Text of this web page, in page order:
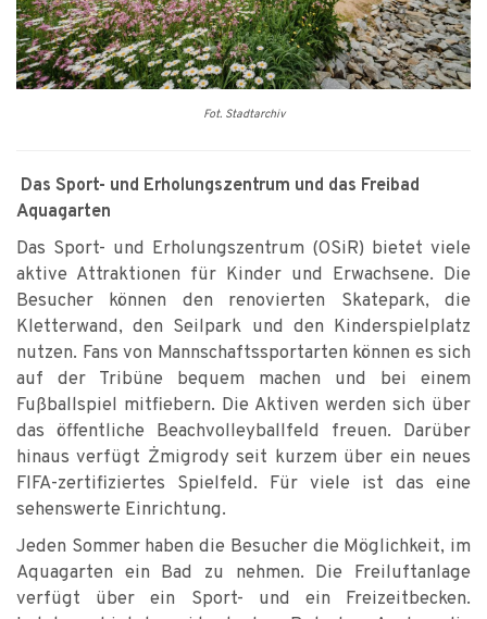
Fot. Stadtarchiv
Das Sport- und Erholungszentrum und das Freibad
Aquagarten
Das Sport- und Erholungszentrum (OSiR) bietet viele
aktive Attraktionen für Kinder und Erwachsene. Die
Besucher können den renovierten Skatepark, die
Kletterwand, den Seilpark und den Kinderspielplatz
nutzen. Fans von Mannschaftssportarten können es sich
auf der Tribüne bequem machen und bei einem
Fußballspiel mitfiebern. Die Aktiven werden sich über
das öffentliche Beachvolleyballfeld freuen. Darüber
hinaus verfügt Żmigrody seit kurzem über ein neues
FIFA-zertifiziertes Spielfeld. Für viele ist das eine
sehenswerte Einrichtung.
Jeden Sommer haben die Besucher die Möglichkeit, im
Aquagarten ein Bad zu nehmen. Die Freiluftanlage
verfügt über ein Sport- und ein Freizeitbecken.